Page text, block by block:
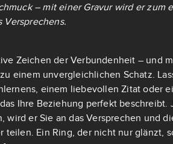
– mit einer Gravur wird er zum
Versprechens.
Zeichen der Verbundenheit – und
einem unvergleichlichen Schatz.
einem liebevollen Zitat oder
Ihre Beziehung perfekt beschreibt.
wird er Sie an das Versprechen und
teilen. Ein Ring, der nicht nur glänzt,